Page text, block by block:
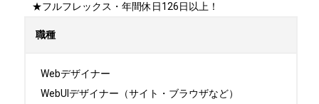
★フルフレックス・年間休日126日以上！
職種
Webデザイナー
WebUIデザイナー（サイト・ブラウザなど）